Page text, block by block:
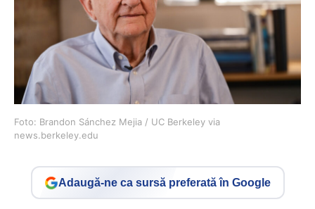
Foto: Brandon Sánchez Mejia / UC Berkeley via
news.berkeley.edu
Adaugă-ne ca sursă preferată în Google